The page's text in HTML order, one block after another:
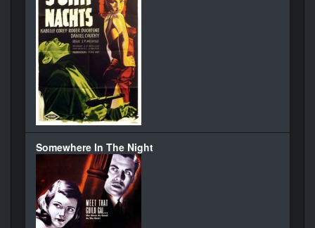
Somewhere In The Night